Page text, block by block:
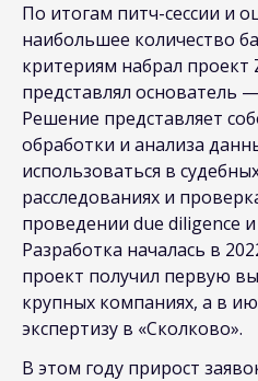
По итогам питч-сессии и
наибольшее количество
критериям набрал проект
представлял основатель
Решение представляет
обработки и анализа
использоваться в
расследованиях и
проведении due diligence
Разработка началась в
проект получил первую
крупных компаниях, а в
экспертизу в «Сколково».
В этом году прирост